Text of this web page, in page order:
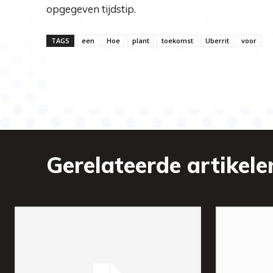
opgegeven tijdstip.
TAGS een Hoe plant toekomst Uberrit voor
Gerelateerde